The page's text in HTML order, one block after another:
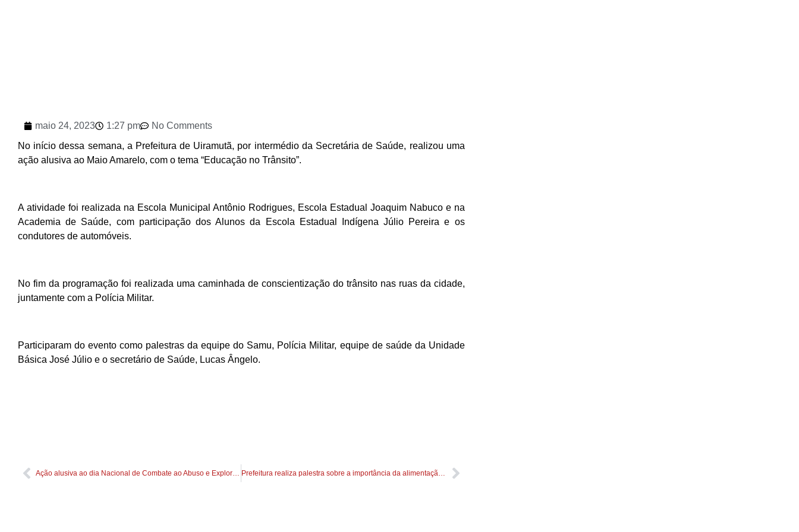
maio 24, 2023 1:27 pm
No Comments
No início dessa semana, a Prefeitura de Uiramutã, por intermédio da Secretária de Saúde, realizou uma
ação alusiva ao Maio Amarelo, com o tema “Educação no Trânsito”.
A atividade foi realizada na Escola Municipal Antônio Rodrigues, Escola Estadual Joaquim Nabuco e na
Academia de Saúde, com participação dos Alunos da Escola Estadual Indígena Júlio Pereira e os
condutores de automóveis.
No fim da programação foi realizada uma caminhada de conscientização do trânsito nas ruas da cidade,
juntamente com a Polícia Militar.
Participaram do evento como palestras da equipe do Samu, Polícia Militar, equipe de saúde da Unidade
Básica José Júlio e o secretário de Saúde, Lucas Ângelo.
Ação alusiva ao dia Nacional de Combate ao Abuso e Exploração Sexual de Crianças e Adolescentes é realizado na comunidade Água Fria Prefeitura realiza palestra sobre a importância da alimentação saudável